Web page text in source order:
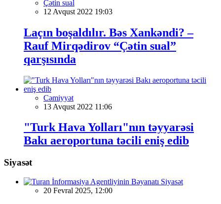
Çətin sual
12 Avqust 2022 19:03
Laçın boşaldılır. Bəs Xankəndi? –
Rauf Mirqədirov “Çətin sual”
qarşısında
Cəmiyyət
13 Avqust 2022 11:06
"Turk Hava Yolları"nın təyyarəsi
Bakı aeroportuna təcili eniş edib
Siyasət
Siyasət
20 Fevral 2025, 12:00